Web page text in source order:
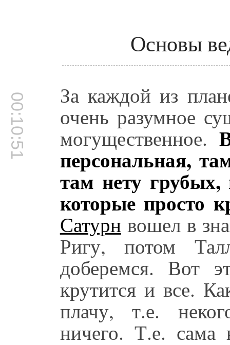
Основы
00:10:51 За каждой из
очень разумное
могущественное.
персональная,
там нету
которые просто
Сатурн вошел в
Ригу, потом
доберемся. Вот
крутится и все.
плачу, т.е.
ничего. Т.е. сама